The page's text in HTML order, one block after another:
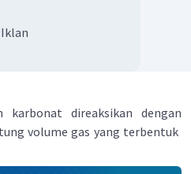
Iklan
direaksikan dengan
volume gas yang terbentuk